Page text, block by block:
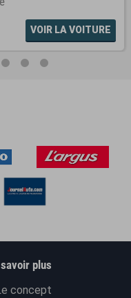
VOIR LA VOITURE
savoir plus
concept